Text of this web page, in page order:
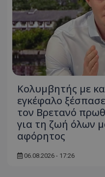
Κολυμβητής με
εγκέφαλο
τον Βρετανό
για τη ζωή όλων
αφόρητος
06.08.2026 - 17:26